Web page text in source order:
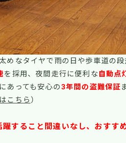
めなタイヤで雨の日や歩車道の段
を採用、夜間走行に便利な自動点
あっても安心の 3年間の盗難保証
こちら ）
すること間違いなし、おすす